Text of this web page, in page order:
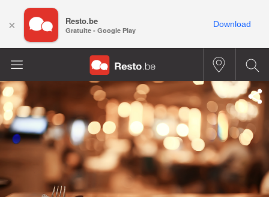
× Resto.be
Gratuite - Google Play
Download